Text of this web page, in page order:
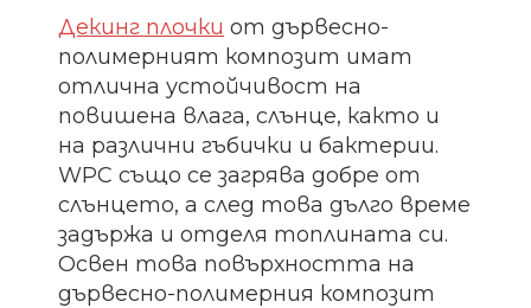
Декинг плочки от дървесно-
полимерният композит имат
отлична устойчивост на
повишена влага, слънце, както и
на различни гъбички и бактерии.
WPC също се загрява добре от
слънцето, а след това дълго време
задържа и отделя топлината си.
Освен това повърхността на
дървесно-полимерния композит